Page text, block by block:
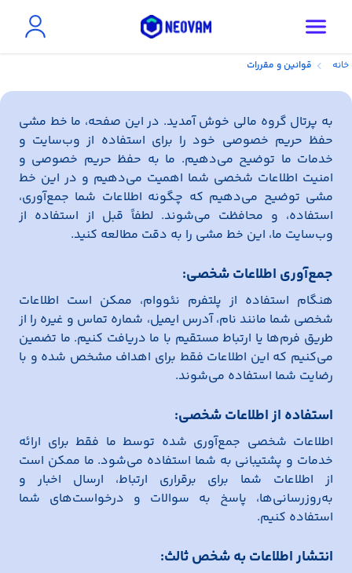
خانه قوانین و مقررات
به پرتال گروه مالی خوش آمدید. در این صفحه، ما خط مشی
حفظ حریم خصوصی خود را برای استفاده از وب‌سایت و
خدمات ما توضیح می‌دهیم. ما به حفظ حریم خصوصی و
امنیت اطلاعات شخصی شما اهمیت می‌دهیم و در این خط
مشی توضیح می‌دهیم که چگونه اطلاعات شما جمع‌آوری،
استفاده، و محافظت می‌شوند. لطفاً قبل از استفاده از
وب‌سایت ما، این خط مشی را به دقت مطالعه کنید.
جمع‌آوری اطلاعات شخصی:
هنگام استفاده از پلتفرم نئووام، ممکن است اطلاعات
شخصی شما مانند نام، آدرس ایمیل، شماره تماس و غیره را از
طریق فرم‌ها یا ارتباط مستقیم با ما دریافت کنیم. ما تضمین
می‌کنیم که این اطلاعات فقط برای اهداف مشخص شده و با
رضایت شما استفاده می‌شوند.
استفاده از اطلاعات شخصی:
اطلاعات شخصی جمع‌آوری شده توسط ما فقط برای ارائه
خدمات و پشتیبانی به شما استفاده می‌شود. ما ممکن است
از اطلاعات شما برای برقراری ارتباط، ارسال اخبار و
به‌روزرسانی‌ها، پاسخ به سوالات و درخواست‌های شما
استفاده کنیم.
انتشار اطلاعات به شخص ثالث: